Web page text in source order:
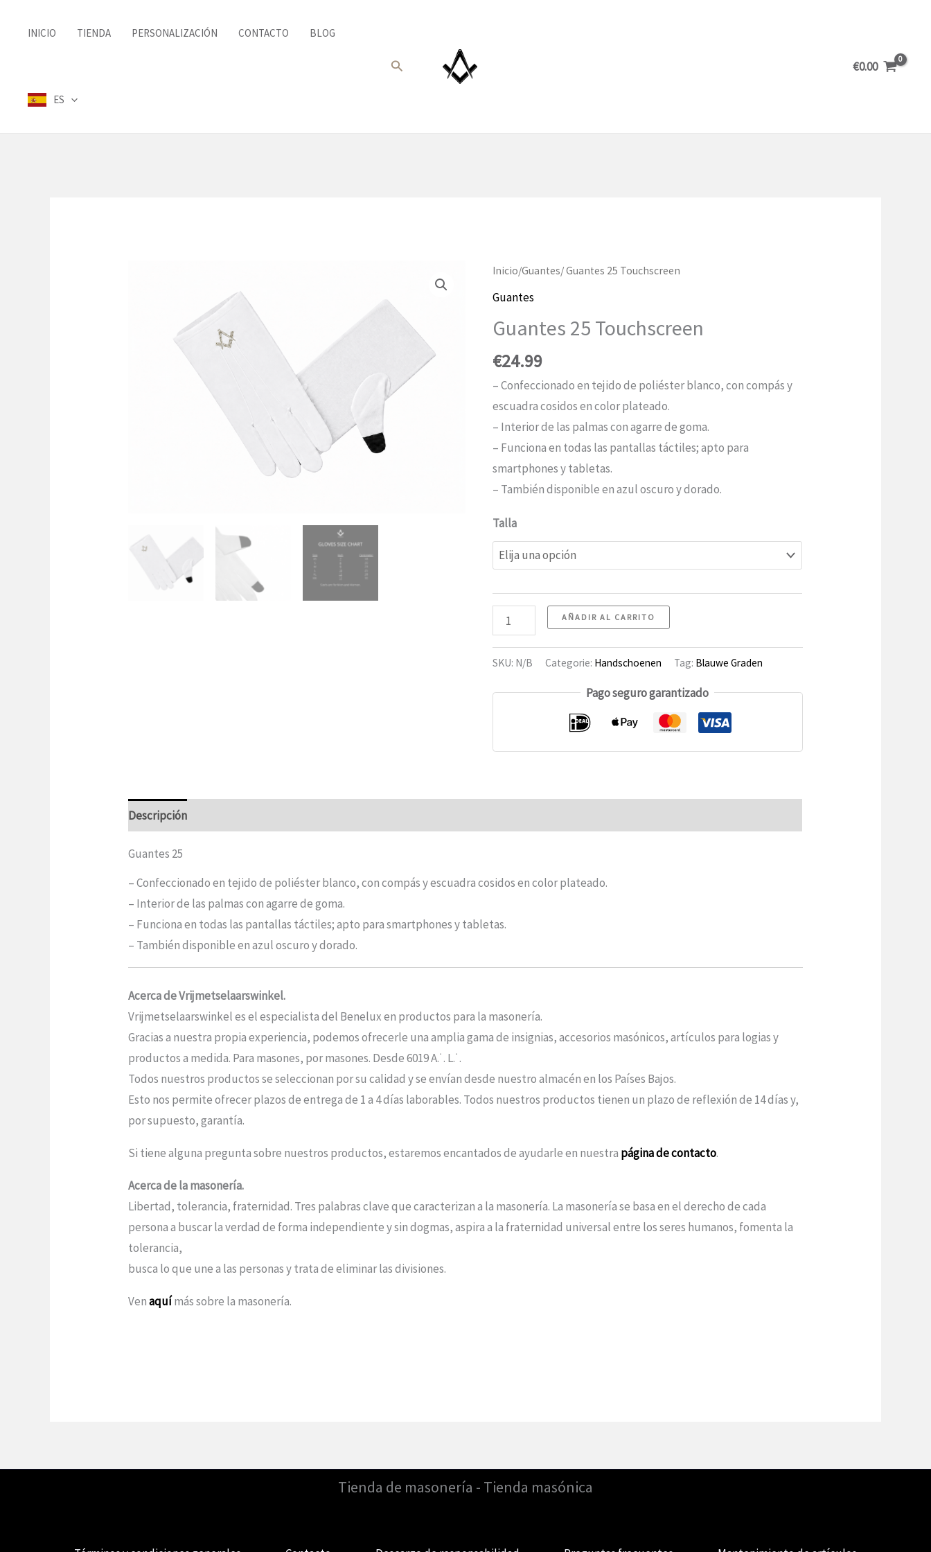
INICIO TIENDA PERSONALIZACIÓN CONTACTO BLOG
ES
Buscar €0.00
Inicio/Guantes/ Guantes 25 Touchscreen
Guantes
Guantes 25 Touchscreen
€24.99
– Confeccionado en tejido de poliéster blanco, con compás y
escuadra cosidos en color plateado.
– Interior de las palmas con agarre de goma.
– Funciona en todas las pantallas táctiles; apto para
smartphones y tabletas.
– También disponible en azul oscuro y dorado.
Talla
Guantes
para
pantalla
25
AÑADIR AL CARRITO
SKU: N/B Categorie: Handschoenen Tag: Blauwe Graden
Pago seguro garantizado
Descripción
Guantes 25
– Confeccionado en tejido de poliéster blanco, con compás y escuadra cosidos en color plateado.
– Interior de las palmas con agarre de goma.
– Funciona en todas las pantallas táctiles; apto para smartphones y tabletas.
– También disponible en azul oscuro y dorado.
Acerca de Vrijmetselaarswinkel.
Vrijmetselaarswinkel es el especialista del Benelux en productos para la masonería.
Gracias a nuestra propia experiencia, podemos ofrecerle una amplia gama de insignias, accesorios masónicos, artículos para logias y
productos a medida. Para masones, por masones. Desde 6019 A.˙. L.˙.
Todos nuestros productos se seleccionan por su calidad y se envían desde nuestro almacén en los Países Bajos.
Esto nos permite ofrecer plazos de entrega de 1 a 4 días laborables. Todos nuestros productos tienen un plazo de reflexión de 14 días y,
por supuesto, garantía.
Si tiene alguna pregunta sobre nuestros productos, estaremos encantados de ayudarle en nuestra página de contacto.
Acerca de la masonería.
Libertad, tolerancia, fraternidad. Tres palabras clave que caracterizan a la masonería. La masonería se basa en el derecho de cada
persona a buscar la verdad de forma independiente y sin dogmas, aspira a la fraternidad universal entre los seres humanos, fomenta la
tolerancia,
busca lo que une a las personas y trata de eliminar las divisiones.
Venaquímás sobre la masonería.
Tienda de masonería - Tienda masónica